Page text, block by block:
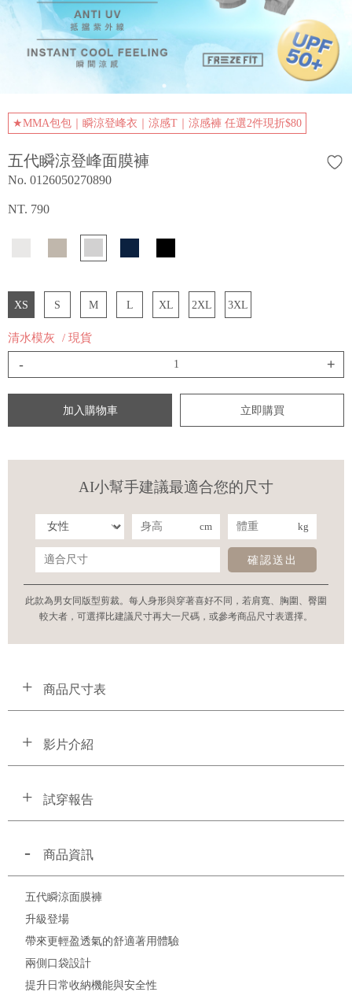
★MMA包包｜瞬涼登峰衣｜涼感T｜涼感褲 任選2件現折$80
五代瞬涼登峰面膜褲
No. 0126050270890
NT. 790
XS S M L XL 2XL 3XL
清水模灰 / 現貨
- +
加入購物車 立即購買
AI小幫手建議最適合您的尺寸
cm kg
確認送出
此款為男女同版型剪裁。每人身形與穿著喜好不同，若肩寬、胸圍、臀圍
較大者，可選擇比建議尺寸再大一尺碼，或參考商品尺寸表選擇。
商品尺寸表
影片介紹
試穿報告
商品資訊
五代瞬涼面膜褲
升級登場
帶來更輕盈透氣的舒適著用體驗
兩側口袋設計
提升日常收納機能與安全性